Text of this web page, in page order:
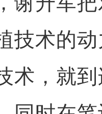
技术的
术，就